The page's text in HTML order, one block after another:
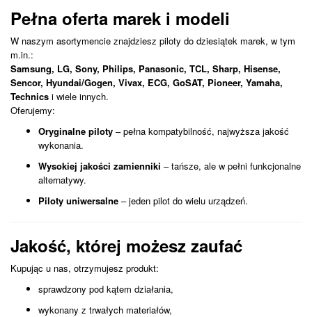
Pełna oferta marek i modeli
W naszym asortymencie znajdziesz piloty do dziesiątek marek, w tym
m.in.:
Samsung, LG, Sony, Philips, Panasonic, TCL, Sharp, Hisense,
Sencor, Hyundai/Gogen, Vivax, ECG, GoSAT, Pioneer, Yamaha,
Technics i wiele innych.
Oferujemy:
Oryginalne piloty – pełna kompatybilność, najwyższa jakość
wykonania.
Wysokiej jakości zamienniki – tańsze, ale w pełni funkcjonalne
alternatywy.
Piloty uniwersalne – jeden pilot do wielu urządzeń.
Jakość, której możesz zaufać
Kupując u nas, otrzymujesz produkt:
sprawdzony pod kątem działania,
wykonany z trwałych materiałów,